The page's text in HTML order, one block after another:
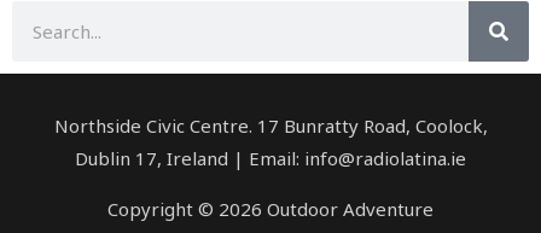
Northside Civic Centre. 17 Bunratty Road, Coolock,
Dublin 17, Ireland | Email: info@radiolatina.ie
Copyright © 2026 Outdoor Adventure